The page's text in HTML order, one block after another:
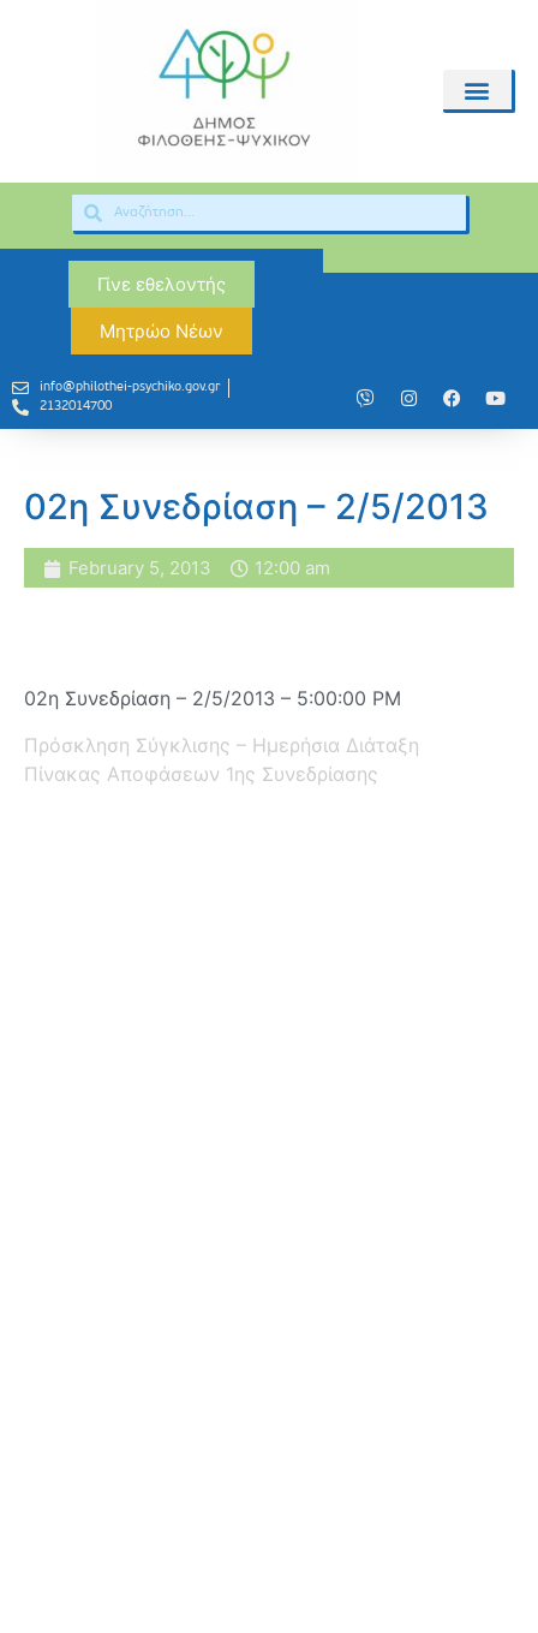
Γίνε εθελοντής
Μητρώο Νέων
info@philothei-psychiko.gov.gr
2132014700
02η Συνεδρίαση – 2/5/2013
February 5, 2013 12:00 am
02η Συνεδρίαση – 2/5/2013 – 5:00:00 PM
Πρόσκληση Σύγκλισης – Ημερήσια Διάταξη
Πίνακας Αποφάσεων 1ης Συνεδρίασης